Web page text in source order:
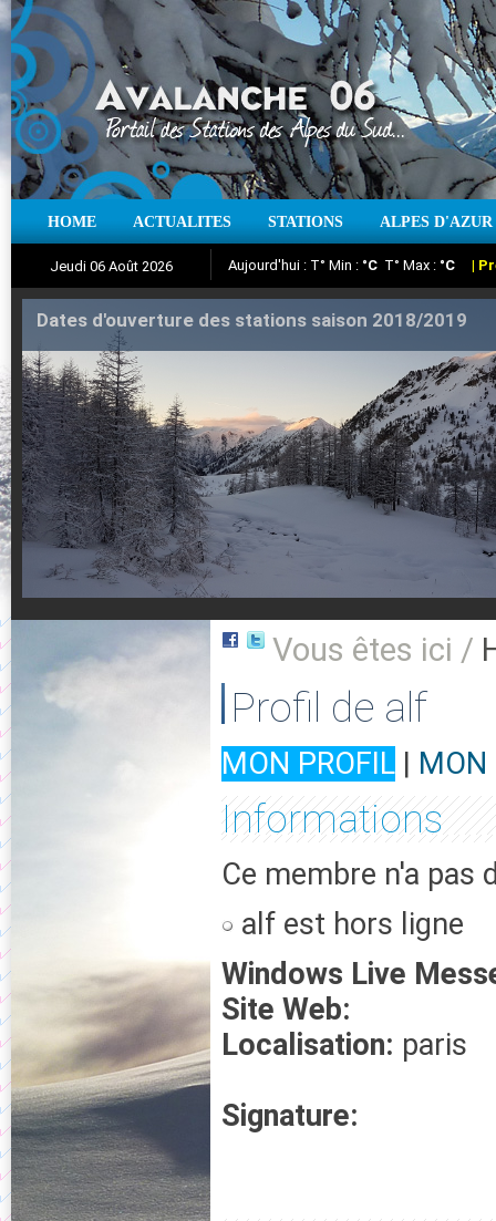
HOME ACTUALITES STATIONS ALPES D'AZUR
Jeudi 06 Août 2026
Aujourd'hui : T° Min : °CT° Max :°C |
Neige sur 12 heures :cm
Suivez en direct l'actualité des stations
Vous êtes ici /
Profil de alf
MON PROFIL | MON
Informations
Ce membre n'a pas
alf est hors ligne
Windows Live
Site Web:
Localisation: paris
Signature: